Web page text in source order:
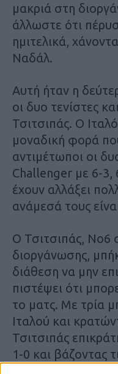
μακριά στη
άλλωστε ότι
ημιτελικά,
Ναδάλ.
Αυτή ήταν η
οι δυο τενίστες
Τσιτσιπάς. Ο
μοναδική φορά
αντιμέτωποι οι
Challenger με 6-3,
έχουν αλλάξει
ανάμεσά τους
Ο Τσιτσιπάς, Νο6
διοργάνωσης,
διάθεση να μην
πιστέψει ότι
το ματς. Με τρία
Ιταλού και
Τσιτσιπάς
1-0 και βάζοντας